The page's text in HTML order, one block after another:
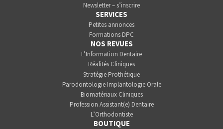
Newsletter – s’inscrire
SERVICES
Petites annonces
Formations DPC
NOS REVUES
L’Information Dentaire
Réalités Cliniques
Stratégie Prothétique
Parodontologie Implantologie Orale
Biomatériaux Cliniques
Profession Assistant(e) Dentaire
L’Orthodontiste
BOUTIQUE